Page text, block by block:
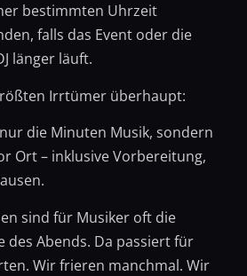
bestimmten Uhrzeit
falls das Event oder die
länger läuft.
Irrtümer überhaupt:
die Minuten Musik, sondern
Ort – inklusive Vorbereitung,
sind für Musiker oft die
des Abends. Da passiert für
Wir frieren manchmal. Wir